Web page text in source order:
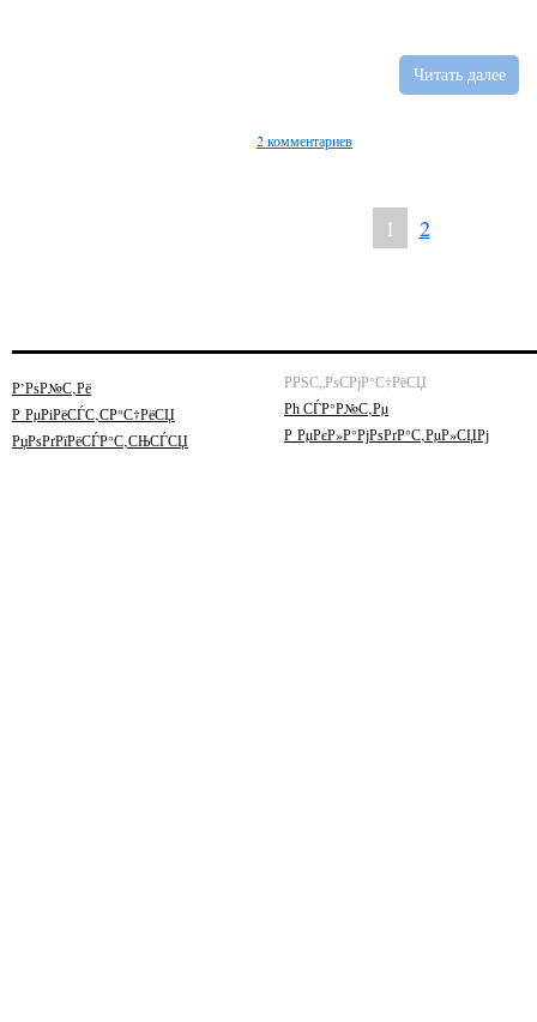
Читать далее
2 комментариев
1 2
Р’РѕР№С‚Рё
Р РµРіРёСЃС‚СР°С†РёСЏ
РџРѕРґРїРёСЃР°С‚СЊСЃСЏ
РРЅС„РѕСРјР°С†РёСЏ
Рћ СЃР°Р№С‚Рµ
Р РµРєР»Р°РјРѕРґР°С‚РµР»СЏРј